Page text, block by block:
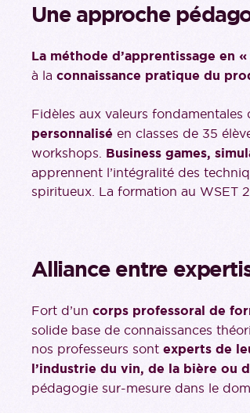
Une approche
La méthode d’apprentissage en
à la connaissance pratique du
Fidèles aux valeurs fondamentales
personnalisé en classes de 35
workshops. Business games,
apprennent l’intégralité des
spiritueux. La formation au WSET
Alliance entre
Fort d’un corps professoral de
solide base de connaissances
nos professeurs sont experts de
l’industrie du vin, de la bière ou
pédagogie sur-mesure dans le